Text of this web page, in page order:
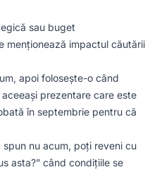
sau buget
menționează impactul căutării
apoi folosește-o când
prezentare care este
în septembrie pentru că
nu acum, poți reveni cu
asta?” când condițiile se